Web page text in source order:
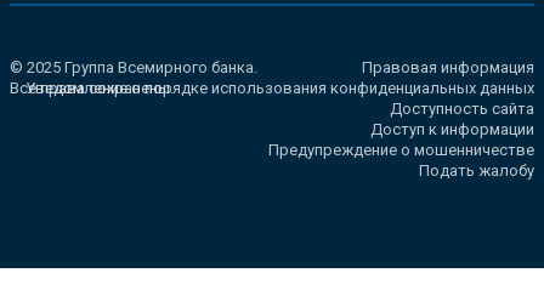
© 2025 Группа Всемирного банка.
Все права сохранены.
Правовая информация
Уведомление о порядке использования конфиденциальных данных
Доступность сайта
Доступ к информации
Предупреждение о мошенничестве
Подать жалобу